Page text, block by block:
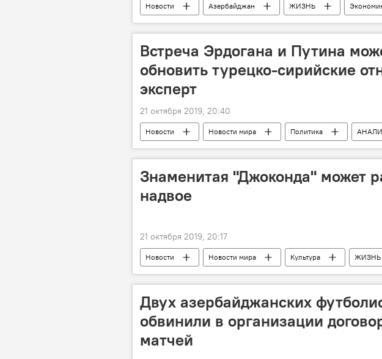
Новости Азербайджан ЖИЗНЬ
Министерство обороны АР
учения Каспийское
Встреча Эрдогана и Путина
обновить турецко-сирийские
эксперт
21 октября 2019, 20:40
Новости Новости мира Политика
Турция
Сирия контртеррористическая операция
Знаменитая "Джоконда" может
надвое
21 октября 2019, 20:17
Новости Новости мира Культура ЖИЗНЬ
Выставка
угроза
Двух азербайджанских
обвинили в организации
матчей